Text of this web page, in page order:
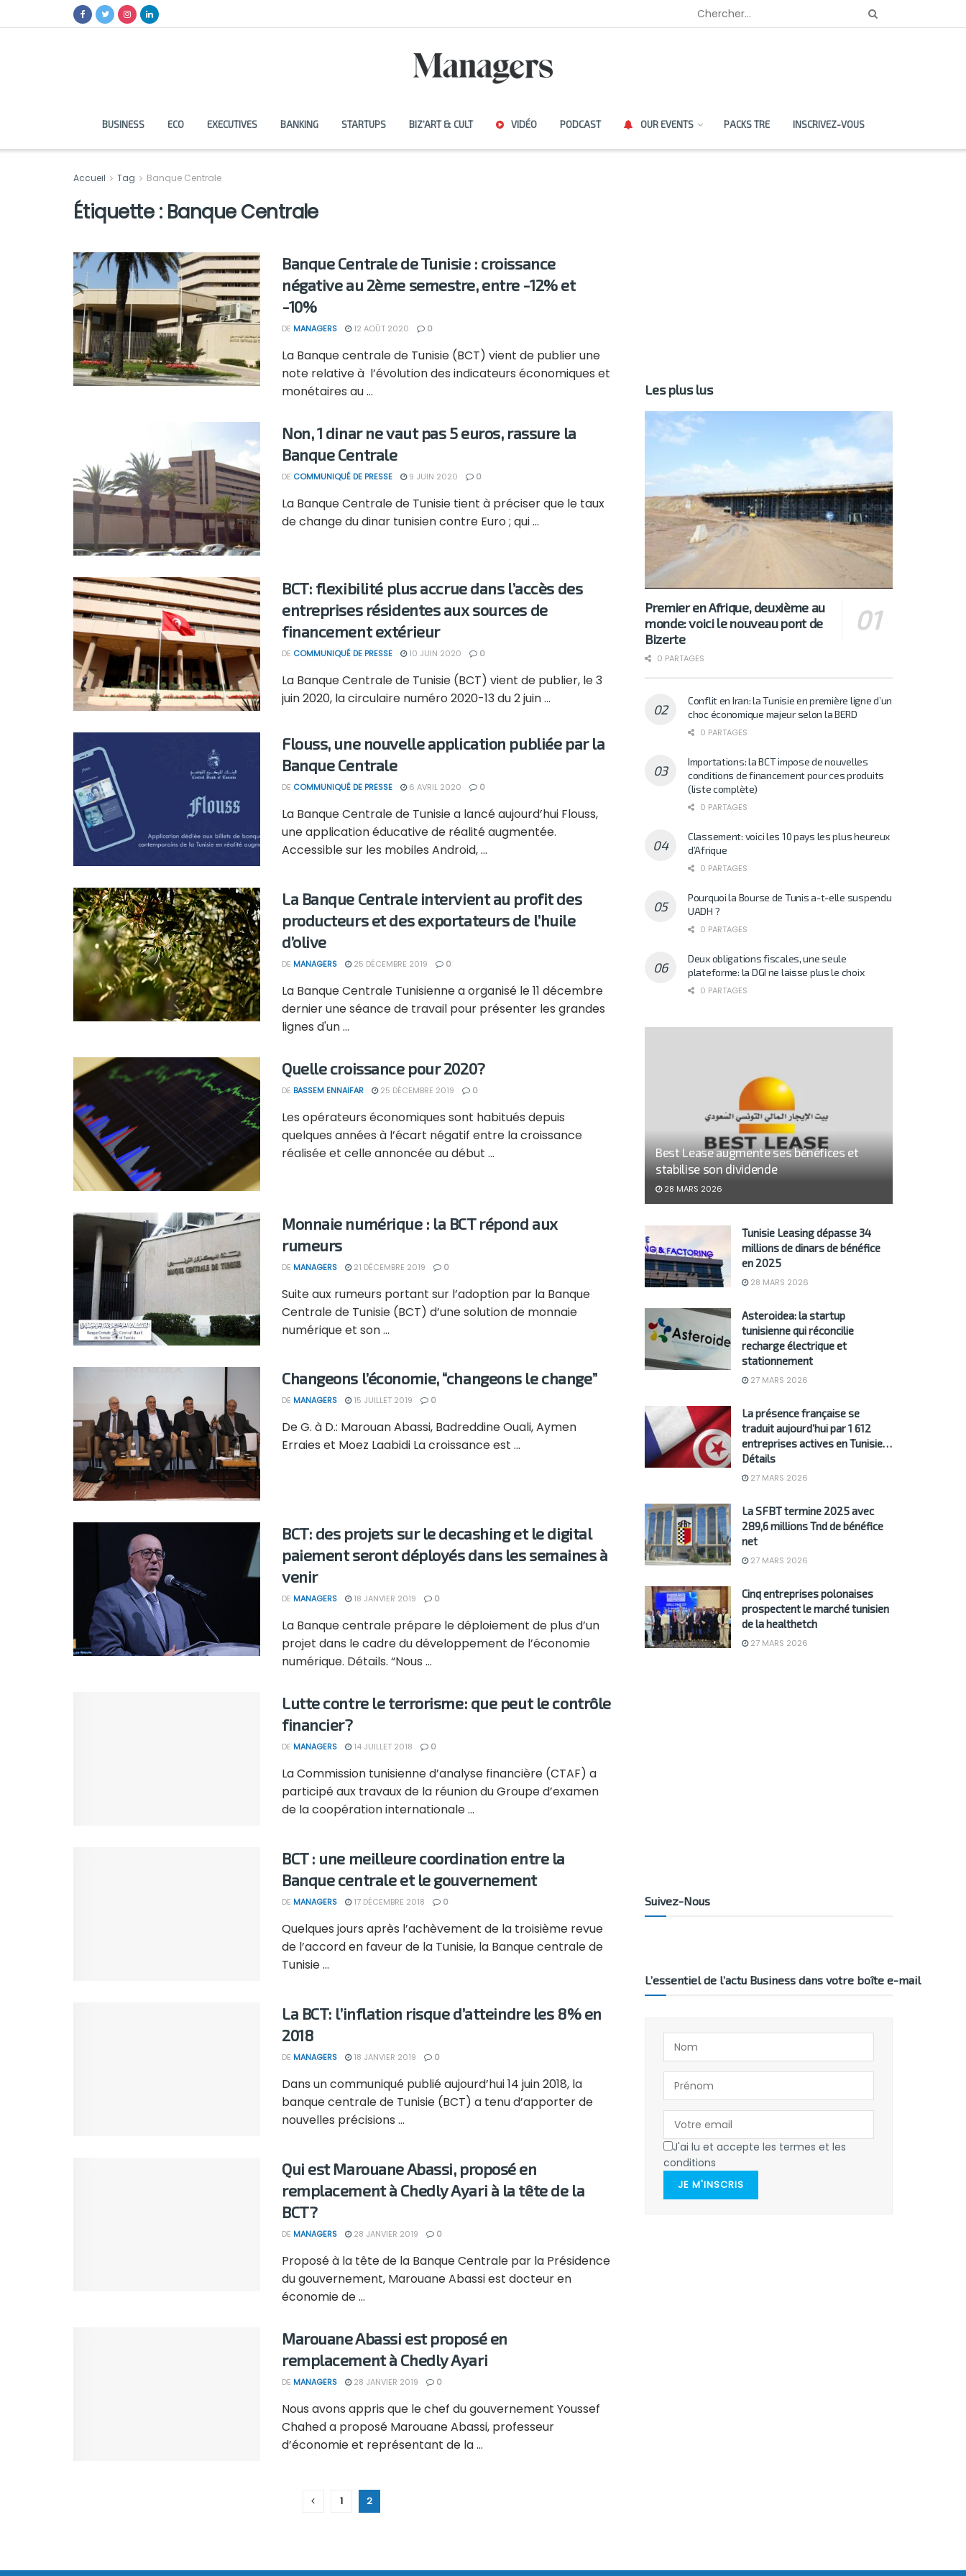
BUSINESS ECO EXECUTIVES BANKING STARTUPS BIZ’ART & CULT VIDÉO PODCAST OUR EVENTS PACKS TRE INSCRIVEZ-VOUS
Accueil Tag Banque Centrale
Étiquette : Banque Centrale
Banque Centrale de Tunisie : croissance
négative au 2ème semestre, entre -12% et
-10%
DE MANAGERS 12 AOÛT 2020 0
La Banque centrale de Tunisie (BCT) vient de publier une
note relative à l’évolution des indicateurs économiques et
monétaires au ...
Non, 1 dinar ne vaut pas 5 euros, rassure la
Banque Centrale
DE COMMUNIQUÉ DE PRESSE 9 JUIN 2020 0
La Banque Centrale de Tunisie tient à préciser que le taux
de change du dinar tunisien contre Euro ; qui ...
BCT: flexibilité plus accrue dans l’accès des
entreprises résidentes aux sources de
financement extérieur
DE COMMUNIQUÉ DE PRESSE 10 JUIN 2020 0
La Banque Centrale de Tunisie (BCT) vient de publier, le 3
juin 2020, la circulaire numéro 2020-13 du 2 juin ...
Flouss, une nouvelle application publiée par la
Banque Centrale
DE COMMUNIQUÉ DE PRESSE 6 AVRIL 2020 0
La Banque Centrale de Tunisie a lancé aujourd’hui Flouss,
une application éducative de réalité augmentée.
Accessible sur les mobiles Android, ...
La Banque Centrale intervient au profit des
producteurs et des exportateurs de l’huile
d’olive
DE MANAGERS 25 DÉCEMBRE 2019 0
La Banque Centrale Tunisienne a organisé le 11 décembre
dernier une séance de travail pour présenter les grandes
lignes d'un ...
Quelle croissance pour 2020?
DE BASSEM ENNAIFAR 25 DÉCEMBRE 2019 0
Les opérateurs économiques sont habitués depuis
quelques années à l’écart négatif entre la croissance
réalisée et celle annoncée au début ...
Monnaie numérique : la BCT répond aux
rumeurs
DE MANAGERS 21 DÉCEMBRE 2019 0
Suite aux rumeurs portant sur l’adoption par la Banque
Centrale de Tunisie (BCT) d’une solution de monnaie
numérique et son ...
Changeons l’économie, “changeons le change”
DE MANAGERS 15 JUILLET 2019 0
De G. à D.: Marouan Abassi, Badreddine Ouali, Aymen
Erraies et Moez Laabidi La croissance est ...
BCT: des projets sur le decashing et le digital
paiement seront déployés dans les semaines à
venir
DE MANAGERS 18 JANVIER 2019 0
La Banque centrale prépare le déploiement de plus d’un
projet dans le cadre du développement de l’économie
numérique. Détails. “Nous ...
Lutte contre le terrorisme: que peut le contrôle
financier?
DE MANAGERS 14 JUILLET 2018 0
La Commission tunisienne d’analyse financière (CTAF) a
participé aux travaux de la réunion du Groupe d’examen
de la coopération internationale ...
BCT : une meilleure coordination entre la
Banque centrale et le gouvernement
DE MANAGERS 17 DÉCEMBRE 2018 0
Quelques jours après l’achèvement de la troisième revue
de l’accord en faveur de la Tunisie, la Banque centrale de
Tunisie ...
La BCT: l’inflation risque d’atteindre les 8% en
2018
DE MANAGERS 18 JANVIER 2019 0
Dans un communiqué publié aujourd’hui 14 juin 2018, la
banque centrale de Tunisie (BCT) a tenu d’apporter de
nouvelles précisions ...
Qui est Marouane Abassi, proposé en
remplacement à Chedly Ayari à la tête de la
BCT?
DE MANAGERS 28 JANVIER 2019 0
Proposé à la tête de la Banque Centrale par la Présidence
du gouvernement, Marouane Abassi est docteur en
économie de ...
Marouane Abassi est proposé en
remplacement à Chedly Ayari
DE MANAGERS 28 JANVIER 2019 0
Nous avons appris que le chef du gouvernement Youssef
Chahed a proposé Marouane Abassi, professeur
d’économie et représentant de la ...
1 2
Les plus lus
Premier en Afrique, deuxième au
monde: voici le nouveau pont de
Bizerte
0 PARTAGES
Conflit en Iran: la Tunisie en première ligne d’un
choc économique majeur selon la BERD
0 PARTAGES
Importations: la BCT impose de nouvelles
conditions de financement pour ces produits
(liste complète)
0 PARTAGES
Classement: voici les 10 pays les plus heureux
d’Afrique
0 PARTAGES
Pourquoi la Bourse de Tunis a-t-elle suspendu
UADH ?
0 PARTAGES
Deux obligations fiscales, une seule
plateforme: la DGI ne laisse plus le choix
0 PARTAGES
Best Lease augmente ses bénéfices et
stabilise son dividende
28 MARS 2026
Tunisie Leasing dépasse 34
millions de dinars de bénéfice
en 2025
28 MARS 2026
Asteroidea: la startup
tunisienne qui réconcilie
recharge électrique et
stationnement
27 MARS 2026
La présence française se
traduit aujourd’hui par 1 612
entreprises actives en Tunisie…
Détails
27 MARS 2026
La SFBT termine 2025 avec
289,6 millions Tnd de bénéfice
net
27 MARS 2026
Cinq entreprises polonaises
prospectent le marché tunisien
de la healthetch
27 MARS 2026
Suivez-Nous
L’essentiel de l’actu Business dans votre boîte e-mail
J'ai lu et accepte les termes et les
conditions
JE M'INSCRIS